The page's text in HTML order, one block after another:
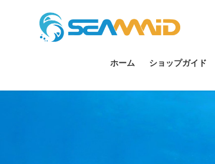
ホーム ショップガイド